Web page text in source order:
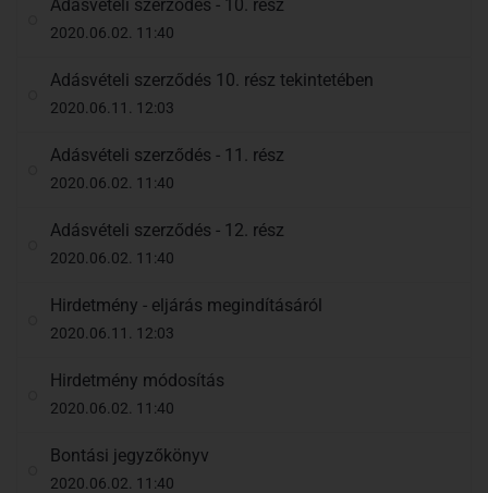
Adásvételi szerződés - 10. rész
2020.06.02. 11:40
Adásvételi szerződés 10. rész tekintetében
2020.06.11. 12:03
Adásvételi szerződés - 11. rész
2020.06.02. 11:40
Adásvételi szerződés - 12. rész
2020.06.02. 11:40
Hirdetmény - eljárás megindításáról
2020.06.11. 12:03
Hirdetmény módosítás
2020.06.02. 11:40
Bontási jegyzőkönyv
2020.06.02. 11:40